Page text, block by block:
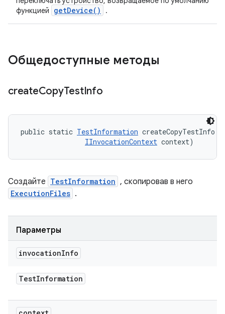
функцией
getDevice() .
Общедоступные методы
createCopyTestInfo
public static TestInformation createCopyTestInfo (
IInvocationContext context)
Создайте TestInformation , скопировав в него
ExecutionFiles .
Параметры
invocationInfo
TestInformation